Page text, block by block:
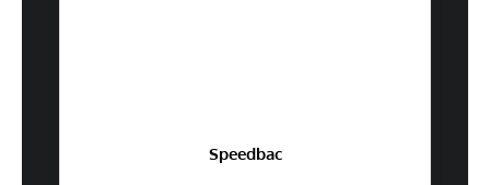
Speedbac